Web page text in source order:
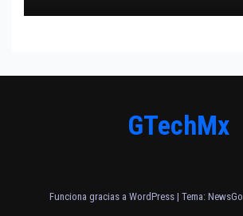
GTechMx
Funciona gracias a WordPress | Tema: NewsGo